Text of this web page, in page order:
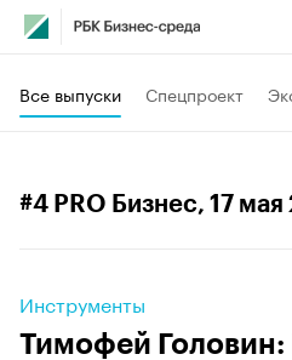
Все выпуски Спецпроект
#4 PRO Бизнес, 17
Инструменты
Тимофей Головин: